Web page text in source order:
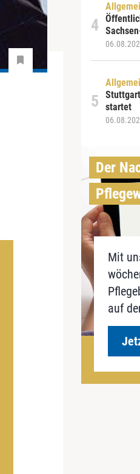
startet
Der
Mit
auf